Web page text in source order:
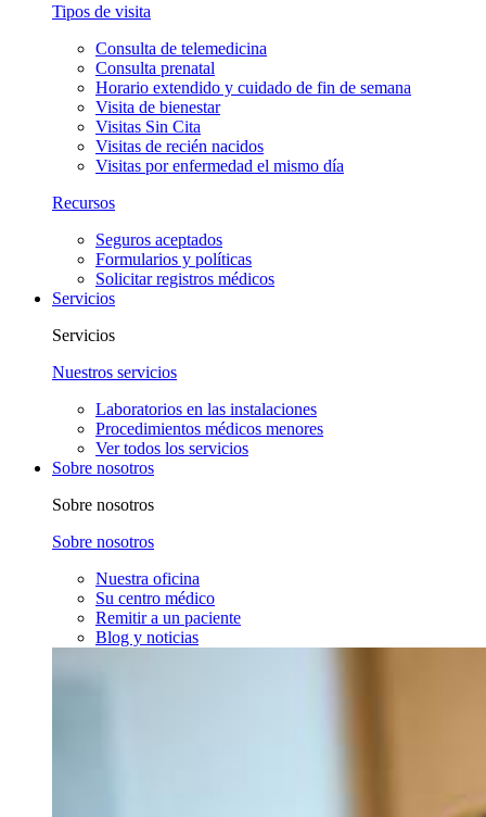
Tipos de visita
Consulta de telemedicina
Consulta prenatal
Horario extendido y cuidado de fin de semana
Visita de bienestar
Visitas Sin Cita
Visitas de recién nacidos
Visitas por enfermedad el mismo día
Recursos
Seguros aceptados
Formularios y políticas
Solicitar registros médicos
Servicios
Servicios
Nuestros servicios
Laboratorios en las instalaciones
Procedimientos médicos menores
Ver todos los servicios
Sobre nosotros
Sobre nosotros
Sobre nosotros
Nuestra oficina
Su centro médico
Remitir a un paciente
Blog y noticias